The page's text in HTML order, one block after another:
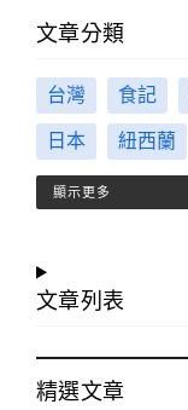
文章分類
台灣 食記
日本
紐西蘭
顯示更多
文章列表
精選文章